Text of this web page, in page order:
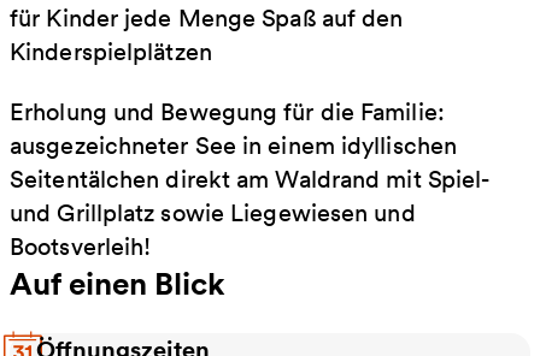
für Kinder jede Menge Spaß auf den
Kinderspielplätzen
Erholung und Bewegung für die Familie:
ausgezeichneter See in einem idyllischen
Seitentälchen direkt am Waldrand mit Spiel-
und Grillplatz sowie Liegewiesen und
Bootsverleih!
Auf einen Blick
Öffnungszeiten